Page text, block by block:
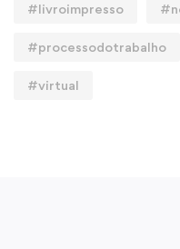
#livroimpresso
#processodotrabalho
#virtual